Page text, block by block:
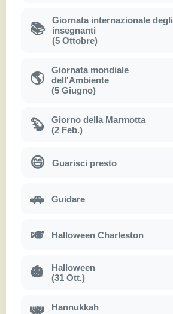
📚
Giornata internazionale degli
insegnanti
(5 Ottobre)
🌎
Giornata mondiale
dell'Ambiente
(5 Giugno)
🦫
Giorno della Marmotta
(2 Feb.)
😄 Guarisci presto
🚗 Guidare
🎺 Halloween Charleston
🎃
Halloween
(31 Ott.)
Hannukkah